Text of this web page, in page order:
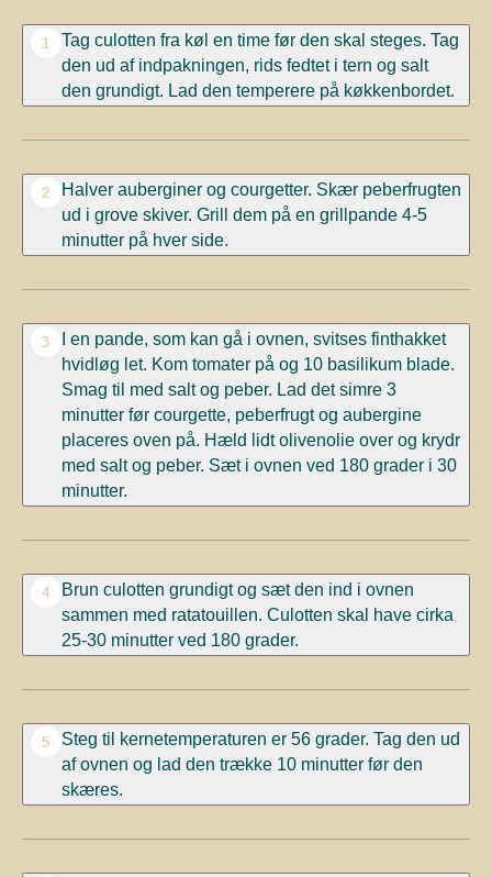
1
Tag culotten fra køl en time før den skal steges. Tag
den ud af indpakningen, rids fedtet i tern og salt
den grundigt. Lad den temperere på køkkenbordet.
2
Halver auberginer og courgetter. Skær peberfrugten
ud i grove skiver. Grill dem på en grillpande 4-5
minutter på hver side.
3
I en pande, som kan gå i ovnen, svitses finthakket
hvidløg let. Kom tomater på og 10 basilikum blade.
Smag til med salt og peber. Lad det simre 3
minutter før courgette, peberfrugt og aubergine
placeres oven på. Hæld lidt olivenolie over og krydr
med salt og peber. Sæt i ovnen ved 180 grader i 30
minutter.
4
Brun culotten grundigt og sæt den ind i ovnen
sammen med ratatouillen. Culotten skal have cirka
25-30 minutter ved 180 grader.
5
Steg til kernetemperaturen er 56 grader. Tag den ud
af ovnen og lad den trække 10 minutter før den
skæres.